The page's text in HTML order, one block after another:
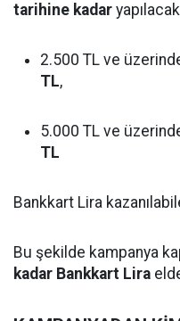
tarihine kadar
2.500 TL ve
TL,
5.000 TL ve
TL
Bankkart Lira
Bu şekilde kampanya
kadar Bankkart Lira